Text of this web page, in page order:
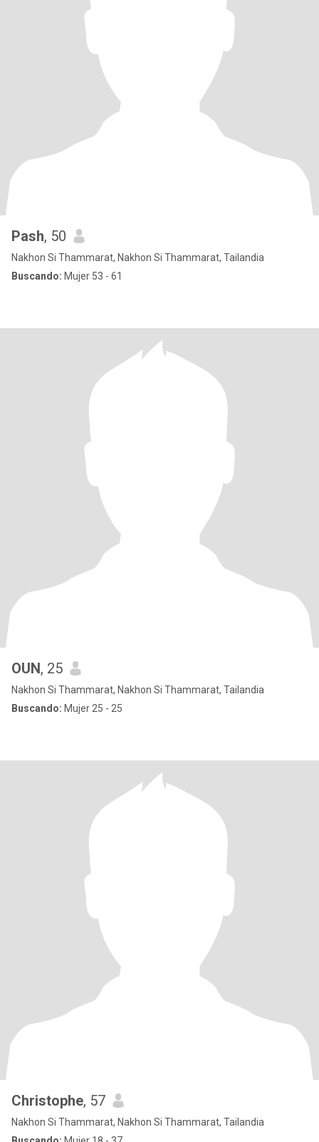
Pash, 50
Nakhon Si Thammarat, Nakhon Si Thammarat, Tailandia
Buscando: Mujer 53 - 61
OUN, 25
Nakhon Si Thammarat, Nakhon Si Thammarat, Tailandia
Buscando: Mujer 25 - 25
Christophe, 57
Nakhon Si Thammarat, Nakhon Si Thammarat, Tailandia